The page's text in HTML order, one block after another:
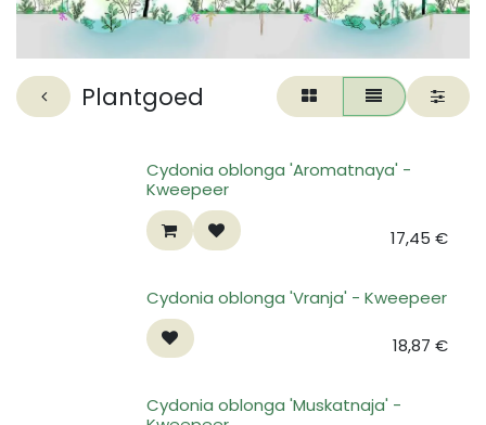
Plantgoed
Cydonia oblonga 'Aromatnaya' -
Kweepeer
17,45 €
Cydonia oblonga 'Vranja' - Kweepeer
18,87 €
Cydonia oblonga 'Muskatnaja' -